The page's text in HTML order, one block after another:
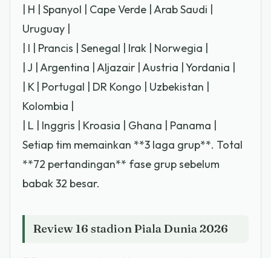
| H | Spanyol | Cape Verde | Arab Saudi |
Uruguay |
| I | Prancis | Senegal | Irak | Norwegia |
| J | Argentina | Aljazair | Austria | Yordania |
| K | Portugal | DR Kongo | Uzbekistan |
Kolombia |
| L | Inggris | Kroasia | Ghana | Panama |
Setiap tim memainkan **3 laga grup**. Total
**72 pertandingan** fase grup sebelum
babak 32 besar.
Review 16 stadion Piala Dunia 2026